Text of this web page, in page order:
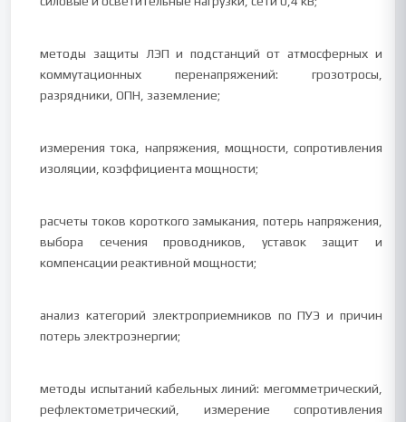
методы защиты ЛЭП и подстанций от атмосферных и
коммутационных перенапряжений: грозотросы,
разрядники, ОПН, заземление;
измерения тока, напряжения, мощности, сопротивления
изоляции, коэффициента мощности;
расчеты токов короткого замыкания, потерь напряжения,
выбора сечения проводников, уставок защит и
компенсации реактивной мощности;
анализ категорий электроприемников по ПУЭ и причин
потерь электроэнергии;
методы испытаний кабельных линий: мегомметрический,
рефлектометрический, измерение сопротивления